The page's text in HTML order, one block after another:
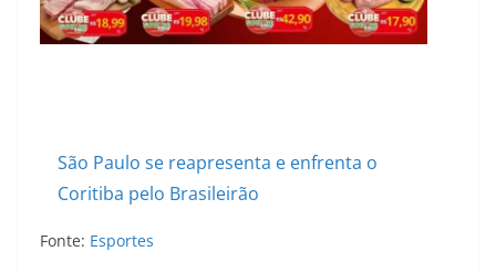
São Paulo se reapresenta e enfrenta o
Coritiba pelo Brasileirão
Fonte: Esportes